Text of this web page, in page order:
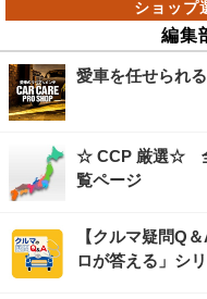
編集
愛車を任せられ
☆ CCP 厳選☆ 全
覧ページ
【クルマ疑問Q
ロが答える」シリ